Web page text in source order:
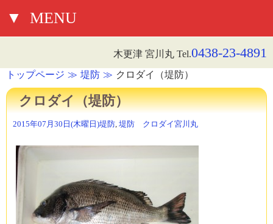
▼ MENU
木更津 宮川丸 Tel.0438-23-4891
トップページ 堤防 クロダイ（堤防）
クロダイ（堤防）
2015年07月30日(木曜日)堤防, 堤防 クロダイ宮川丸